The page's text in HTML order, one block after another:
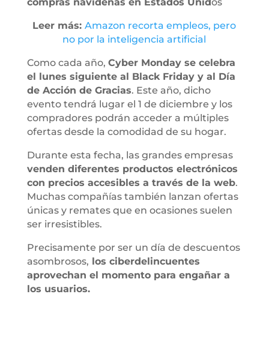
Leer más:Amazon recorta empleos, pero
no por la inteligencia artificial
Como cada año, Cyber Monday se celebra
el lunes siguiente al Black Friday y al Día
de Acción de Gracias. Este año, dicho
evento tendrá lugar el 1 de diciembre y los
compradores podrán acceder a múltiples
ofertas desde la comodidad de su hogar.
Durante esta fecha, las grandes empresas
venden diferentes productos electrónicos
con precios accesibles a través de la web.
Muchas compañías también lanzan ofertas
únicas y remates que en ocasiones suelen
ser irresistibles.
Precisamente por ser un día de descuentos
asombrosos, los ciberdelincuentes
aprovechan el momento para engañar a
los usuarios.